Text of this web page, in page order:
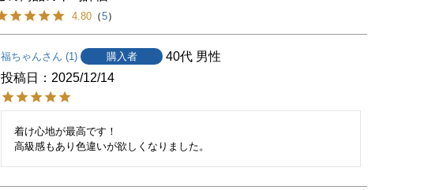
4.80 （5）
福ちゃん 1 購入者 40代 男性
投稿日
2025/12/14
着け心地が最高です！
高級感もあり色違いが欲しくなりました。